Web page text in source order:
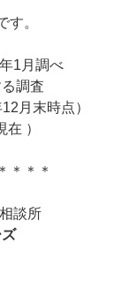
す。
1月調べ
調査
月末時点）
）
＊＊＊
談所